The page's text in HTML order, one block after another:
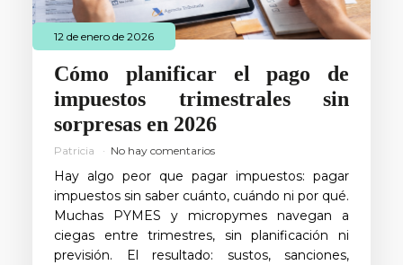
12 de enero de 2026
Cómo planificar el pago de
impuestos trimestrales sin
sorpresas en 2026
Patricia No hay comentarios
Hay algo peor que pagar impuestos: pagar
impuestos sin saber cuánto, cuándo ni por qué.
Muchas PYMES y micropymes navegan a
ciegas entre trimestres, sin planificación ni
previsión. El resultado: sustos, sanciones,